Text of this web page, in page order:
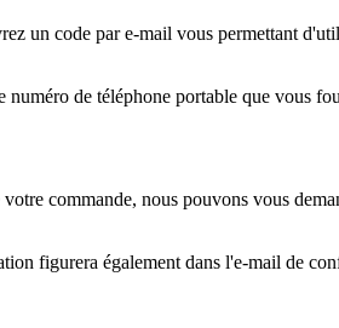
un code par e-mail vous permettant
de téléphone portable que vous
commande, nous pouvons vous
figurera également dans l'e-mail de